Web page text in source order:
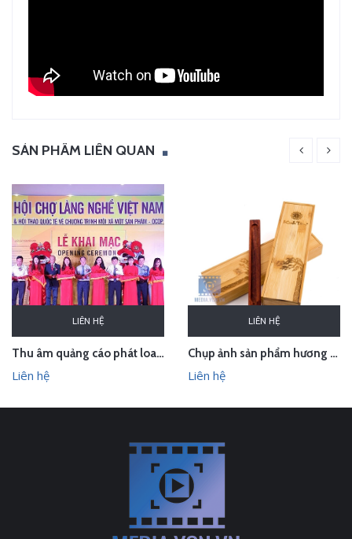
SẢN PHẨM LIÊN QUAN
LIÊN HỆ
Thu âm quảng cáo phát loa cho Hội chợ Làng nghề VN 2018
Liên hệ
LIÊN HỆ
Chụp ảnh sản phẩm hương trầm Hương Xưa - Kính Tâm trong studio Hà Nội
Liên hệ